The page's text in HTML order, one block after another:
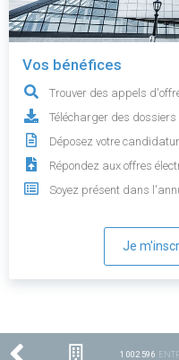
Vos bénéfices
Trouver des appels
Télécharger des
Déposez votre
Répondez aux offres
Soyez présent dans
Je
1 002 596